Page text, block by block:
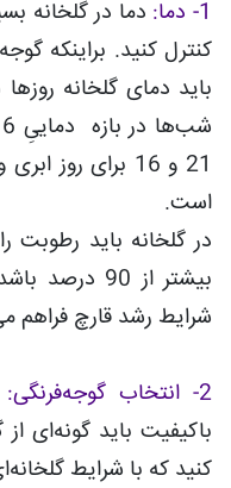
1- دما:
دما در گلخانه
کنترل کنید. براینکه
است.
در گلخانه باید رطوبت
شرایط رشد قارچ فراهم
2- انتخاب گوجه‌فرنگی:
باکیفیت باید گونه‌ای
کنید که با شرایط